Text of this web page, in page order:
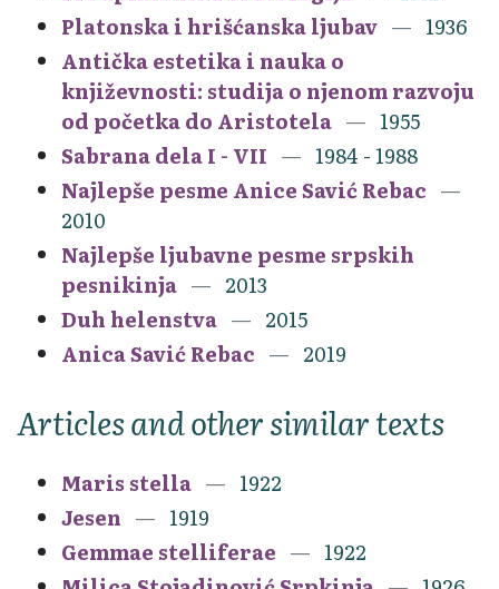
Platonska i hrišćanska ljubav
1936
Antička estetika i nauka o
književnosti: studija o njenom razvoju
od početka do Aristotela
1955
Sabrana dela I - VII
1984 - 1988
Najlepše pesme Anice Savić Rebac
2010
Najlepše ljubavne pesme srpskih
pesnikinja
2013
Duh helenstva
2015
Anica Savić Rebac
2019
Articles and other similar texts
Maris stella
1922
Jesen
1919
Gemmae stelliferae
1922